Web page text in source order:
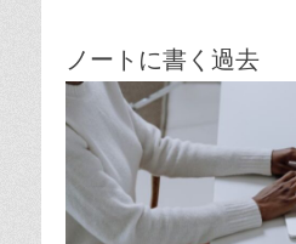
ノートに書く過去